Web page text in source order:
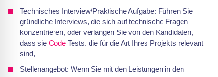
Technisches Interview/Praktische Aufgabe: Führen Sie
gründliche Interviews, die sich auf technische Fragen
konzentrieren, oder verlangen Sie von den Kandidaten,
dass sie Code Tests, die für die Art Ihres Projekts relevant
sind,
Stellenangebot: Wenn Sie mit den Leistungen in den